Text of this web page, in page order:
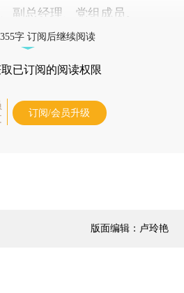
副总经理、党组成员。
字 订阅后继续阅读
取已订阅的阅读权限
订阅/会员升级
版面编辑：卢玲艳